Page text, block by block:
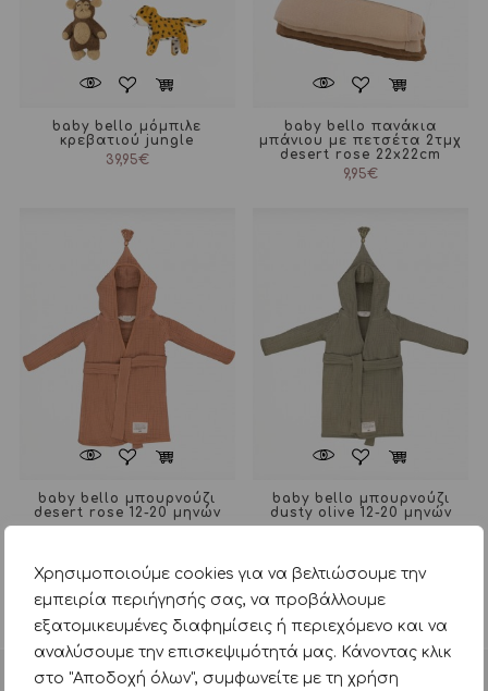
Χρησιμοποιούμε cookies για να βελτιώσουμε την
εμπειρία περιήγησής σας, να προβάλλουμε
εξατομικευμένες διαφημίσεις ή περιεχόμενο και να
αναλύσουμε την επισκεψιμότητά μας. Κάνοντας κλικ
στο "Αποδοχή όλων", συμφωνείτε με τη χρήση
baby bello μόμπιλε
κρεβατιού jungle
39,95€
baby bello πανάκια
μπάνιου με πετσέτα 2τμχ
desert rose 22x22cm
9,95€
baby bello μπουρνούζι
desert rose 12-20 μηνών
baby bello μπουρνούζι
dusty olive 12-20 μηνών
Ταξινόμηση Aνά σελίδα